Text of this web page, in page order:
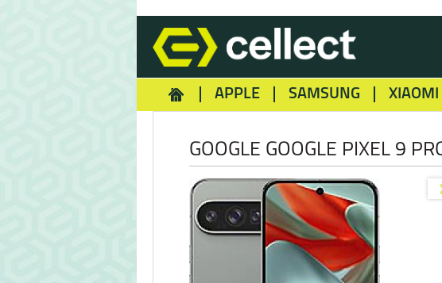
APPLE SAMSUNG XIAOMI
GOOGLE GOOGLE PIXEL 9